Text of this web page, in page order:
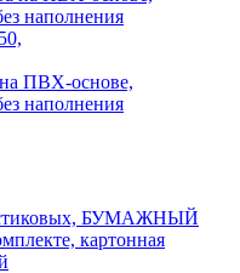
ПВХ-основе,
наполнения